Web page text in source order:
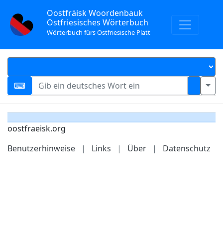
Oostfräisk Woordenbauk
Ostfriesisches Wörterbuch
Wörterbuch fürs Ostfriesische Platt
oostfraeisk.org
Benutzerhinweise
| Links | Über | Datenschutz